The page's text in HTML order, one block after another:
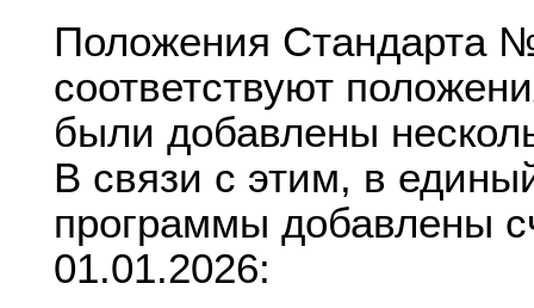
Положения Стандарта
соответствуют
были добавлены
В связи с этим, в
программы добавлены
01.01.2026: